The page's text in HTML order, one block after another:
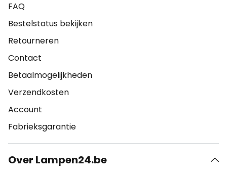
FAQ
Bestelstatus bekijken
Retourneren
Contact
Betaalmogelijkheden
Verzendkosten
Account
Fabrieksgarantie
Over Lampen24.be